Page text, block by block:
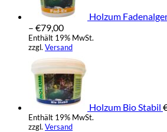
Holzum
– €79,00Preisspanne:
€18,50
bis
€79,00
Enthält 19% MwSt.
zzgl. Versand
Holzum Bio Stabil
Enthält 19% MwSt.
zzgl. Versand